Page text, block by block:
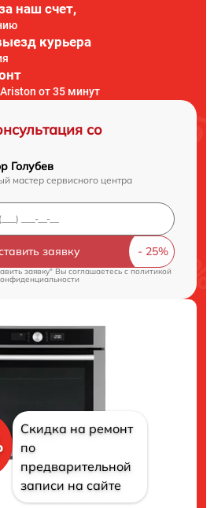
наш счет,
курьера
от 35 минут
со
Голубев
мастер сервисного центра
заявку
заявку" Вы соглашаетесь cполитикой
Скидка на ремонт
по
предварительной
записи на сайте